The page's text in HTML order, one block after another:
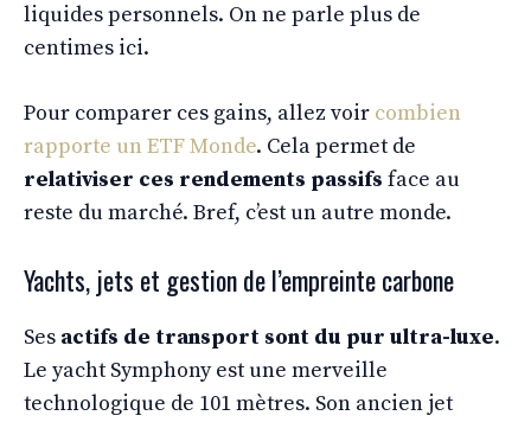
liquides personnels. On ne parle plus de
centimes ici.
Pour comparer ces gains, allez voir combien
rapporte un ETF Monde. Cela permet de
relativiser ces rendements passifs face au
reste du marché. Bref, c’est un autre monde.
Yachts, jets et gestion de l’empreinte carbone
Ses actifs de transport sont du pur ultra-luxe.
Le yacht Symphony est une merveille
technologique de 101 mètres. Son ancien jet